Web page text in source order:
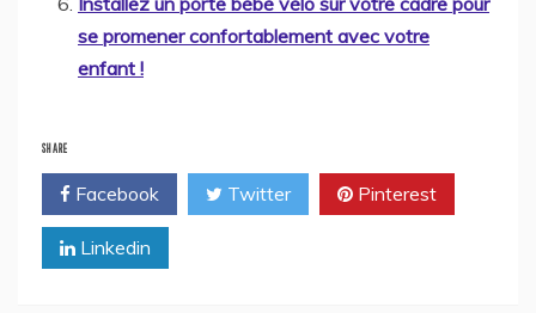
se promener confortablement avec votre
enfant !
SHARE
Facebook Twitter Pinterest
Linkedin